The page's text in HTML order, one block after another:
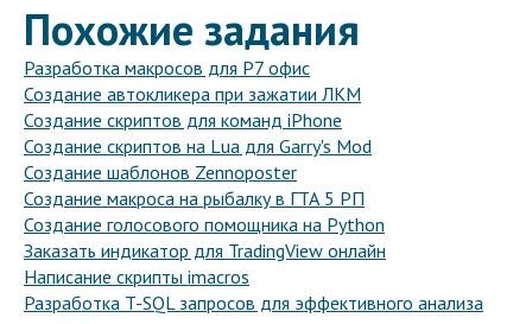
Похожие задания
Разработка макросов для Р7 офис
Создание автокликера при зажатии ЛКМ
Создание скриптов для команд iPhone
Создание скриптов на Lua для Garry's Mod
Создание шаблонов Zennoposter
Создание макроса на рыбалку в ГТА 5 РП
Создание голосового помощника на Python
Заказать индикатор для TradingView онлайн
Написание скрипты imacros
Разработка T-SQL запросов для эффективного анализа